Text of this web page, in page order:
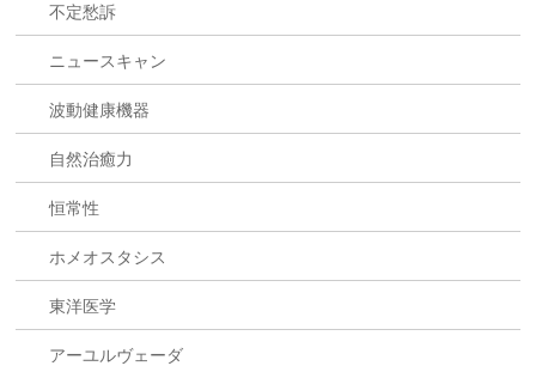
不定愁訴
ニュースキャン
波動健康機器
自然治癒力
恒常性
ホメオスタシス
東洋医学
アーユルヴェーダ